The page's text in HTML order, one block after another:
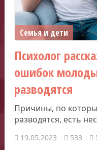
Семья и дети
Психолог
ошибок
разводятся
Причины, по
разводятся, есть
19.05.2023 533